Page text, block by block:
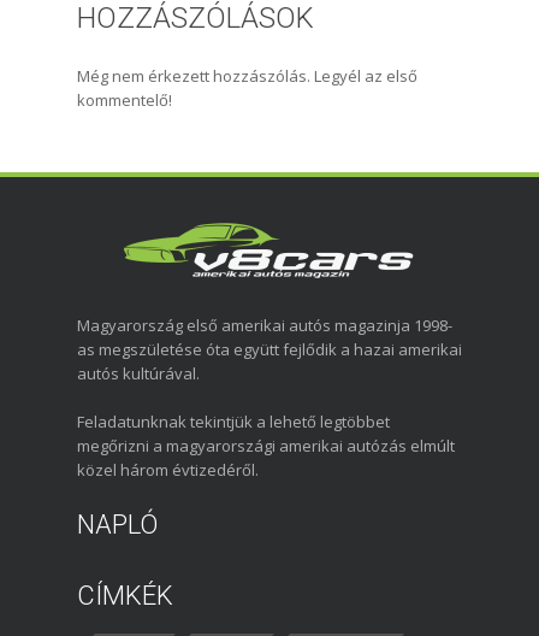
HOZZÁSZÓLÁSOK
Még nem érkezett hozzászólás. Legyél az első
kommentelő!
Magyarország első amerikai autós magazinja 1998-
as megszületése óta együtt fejlődik a hazai amerikai
autós kultúrával.
Feladatunknak tekintjük a lehető legtöbbet
megőrizni a magyarországi amerikai autózás elmúlt
közel három évtizedéről.
NAPLÓ
CÍMKÉK